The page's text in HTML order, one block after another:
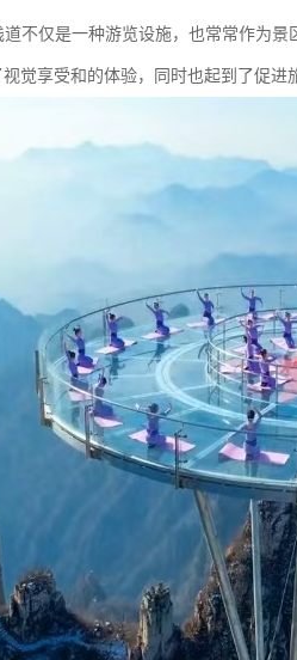
不仅是一种游览设施，也常常作为景
觉享受和的体验，同时也起到了促进